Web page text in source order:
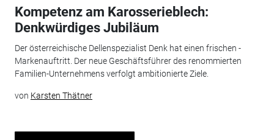
Kompetenz am Karosserieblech:
Denkwürdiges Jubiläum
Der österreichische Dellenspezialist Denk hat einen frischen ­
Markenauftritt. Der neue Geschäftsführer des renommierten
Familien-Unternehmens verfolgt ambitionierte Ziele.
von Karsten Thätner